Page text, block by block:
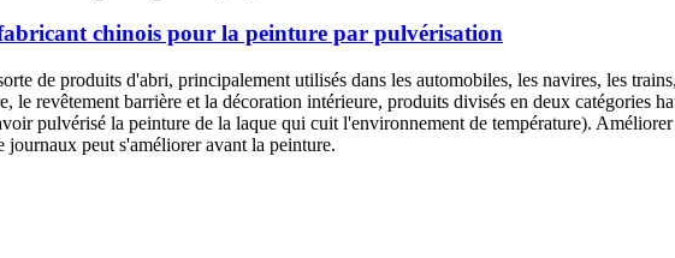
chinois pour la peinture par pulvérisation
de produits d'abri, principalement utilisés dans les automobiles, les navires, les
le revêtement barrière et la décoration intérieure, produits divisés en deux catégories
pulvérisé la peinture de la laque qui cuit l'environnement de température).
journaux peut s'améliorer avant la peinture.